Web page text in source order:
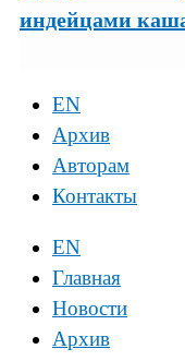
индейцами
EN
Архив
Авторам
Контакты
EN
Главная
Новости
Архив